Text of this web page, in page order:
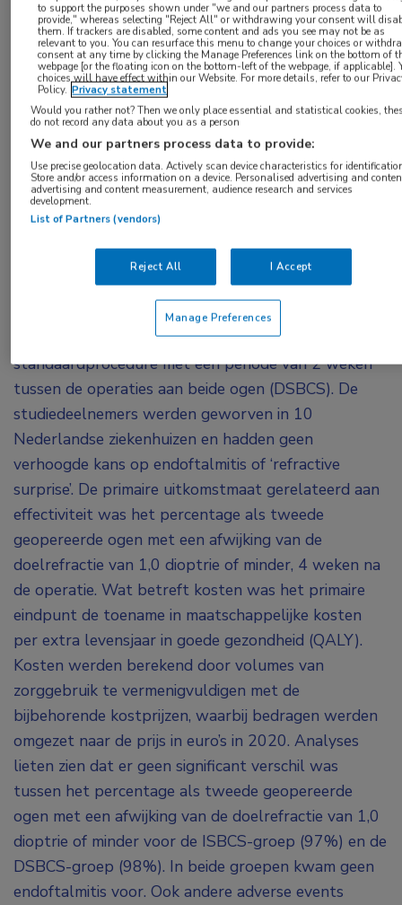
Simultane bilaterale cataractchirurgie is net zo
effectief en veilig als consecutieve bilaterale
cataractchirurgie. Bovendien is bilaterale
cataractchirurgie op 1 dag per patiënt 403 euro
goedkoper dan de standaardbehandeling,
waardoor in Nederland in potentie tot 27,4
miljoen euro per jaar aan maatschappelijke
kosten bespaard kan worden.
In een gerandomiseerde, gecontroleerde studie
kregen 427 patiënten met cataract in beide ogen
simultane bilaterale cataractchirurgie (ISBCS). Een
groep van 438 patiënten onderging de
standaardprocedure met een periode van 2 weken
tussen de operaties aan beide ogen (DSBCS). De
studiedeelnemers werden geworven in 10
Nederlandse ziekenhuizen en hadden geen
verhoogde kans op endoftalmitis of ‘refractive
surprise’. De primaire uitkomstmaat gerelateerd aan
effectiviteit was het percentage als tweede
geopereerde ogen met een afwijking van de
doelrefractie van 1,0 dioptrie of minder, 4 weken na
de operatie. Wat betreft kosten was het primaire
eindpunt de toename in maatschappelijke kosten
per extra levensjaar in goede gezondheid (QALY).
Kosten werden berekend door volumes van
zorggebruik te vermenigvuldigen met de
bijbehorende kostprijzen, waarbij bedragen werden
omgezet naar de prijs in euro’s in 2020. Analyses
lieten zien dat er geen significant verschil was
tussen het percentage als tweede geopereerde
ogen met een afwijking van de doelrefractie van 1,0
dioptrie of minder voor de ISBCS-groep (97%) en de
DSBCS-groep (98%). In beide groepen kwam geen
endoftalmitis voor. Ook andere adverse events
to support the purposes shown under "we and our partners process data to
provide," whereas selecting "Reject All" or withdrawing your consent will
them. If trackers are disabled, some content and ads you see may not be as
relevant to you. You can resurface this menu to change your choices or
consent at any time by clicking the Manage Preferences link on the bottom of
webpage [or the floating icon on the bottom-left of the webpage, if applicable].
choices will have effect within our Website. For more details, refer to our
Policy. Privacy statement
Would you rather not? Then we only place essential and statistical cookies,
do not record any data about you as a person
We and our partners process data to provide:
Use precise geolocation data. Actively scan device characteristics for
Store and/or access information on a device. Personalised advertising and
advertising and content measurement, audience research and services
development.
List of Partners (vendors)
Reject All I Accept
Manage Preferences